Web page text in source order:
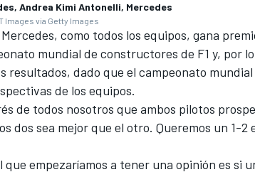
Andrea Kimi Antonelli, Mercedes
Images via Getty Images
como todos los equipos, gana
mundial de constructores de F1 y, por
resultados, dado que el campeonato
de los equipos.
de todos nosotros que ambos pilotos
dos sea mejor que el otro. Queremos un 1-2
que empezaríamos a tener una opinión es si